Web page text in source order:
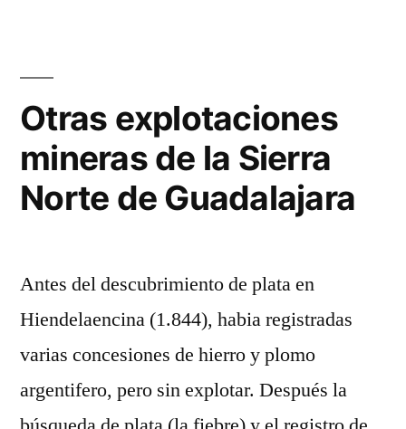
Otras explotaciones
mineras de la Sierra
Norte de Guadalajara
Antes del descubrimiento de plata en
Hiendelaencina (1.844), habia registradas
varias concesiones de hierro y plomo
argentifero, pero sin explotar. Después la